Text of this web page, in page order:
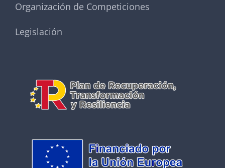
Organización de Competiciones
Legislación